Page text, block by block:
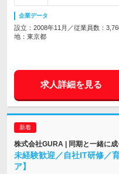
企業データ
設立：2008年11月／従業員数：
地：東京都
求人詳細を見る
株式会社GURA | 同期と一緒に
未経験歓迎／自社IT研修／
ア】